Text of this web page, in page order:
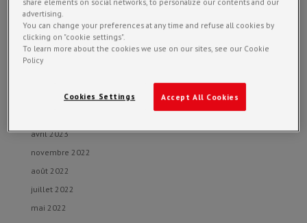
Recrutement : Devenez service civique
Archives
juin 2023
avril 2023
novembre 2022
août 2022
juillet 2022
mai 2022
advertising.
You can change your preferences at any time and refuse all cookies by
clicking on "cookie settings".
To learn more about the cookies we use on our sites, see our Cookie
Policy
Accept All Cookies
Cookies Settings